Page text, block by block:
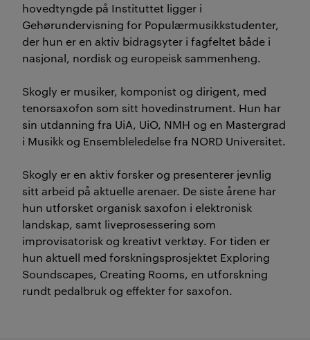
hovedtyngde på Instituttet ligger i
Gehørundervisning for Populærmusikkstudenter,
der hun er en aktiv bidragsyter i fagfeltet både i
nasjonal, nordisk og europeisk sammenheng.
Skogly er musiker, komponist og dirigent, med
tenorsaxofon som sitt hovedinstrument. Hun har
sin utdanning fra UiA, UiO, NMH og en Mastergrad
i Musikk og Ensembleledelse fra NORD Universitet.
Skogly er en aktiv forsker og presenterer jevnlig
sitt arbeid på aktuelle arenaer. De siste årene har
hun utforsket organisk saxofon i elektronisk
landskap, samt liveprosessering som
improvisatorisk og kreativt verktøy. For tiden er
hun aktuell med forskningsprosjektet Exploring
Soundscapes, Creating Rooms, en utforskning
rundt pedalbruk og effekter for saxofon.